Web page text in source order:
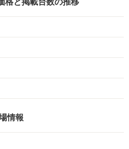
格と掲載台数の推移
情報